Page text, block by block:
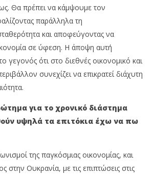
Θα πρέπει να κάμψουμε τον
παράλληλα τη
και αποφεύγοντας να
σε ύφεση. Η άποψη αυτή
γεγονός ότι στο διεθνές οικονομικό και
συνεχίζει να επικρατεί διάχυτη
για το χρονικό διάστημα
υψηλά τα επιτόκια έχω να πω
της παγκόσμιας οικονομίας, και
στην Ουκρανία, με τις επιπτώσεις στις